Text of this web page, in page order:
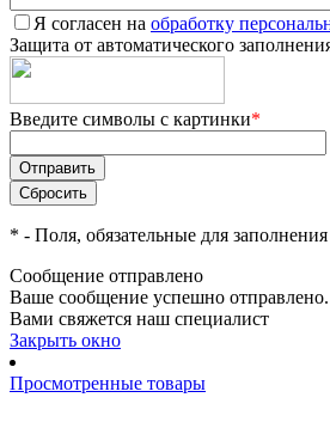
Я согласен на обработку
Защита от автоматического
Введите символы с картинки*
* - Поля, обязательные для заполнения
Сообщение отправлено
Ваше сообщение успешно
Вами свяжется наш специалист
Закрыть окно
Просмотренные товары